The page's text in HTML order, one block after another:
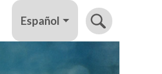
Español